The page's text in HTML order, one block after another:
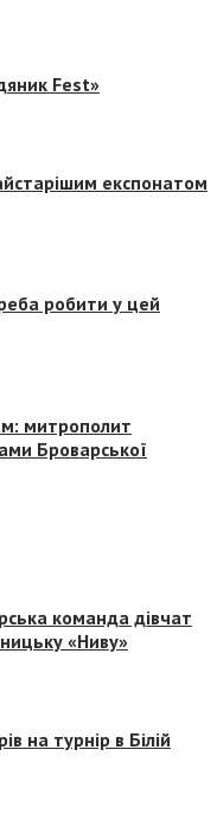
Fest»
експонатом
робити у цей
митрополит
Броварської
команда дівчат
«Ниву»
на турнір в Білій